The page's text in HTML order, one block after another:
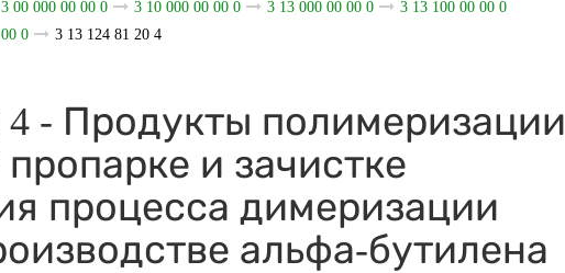
3 00 000 00 00 0 3 10 000 00 00 0 3 13 000 00 00 0
3 13 100 00 00 0
0 3 13 124 81 20 4
4 - Продукты полимеризации
и зачистке
процесса димеризации
альфа-бутилена